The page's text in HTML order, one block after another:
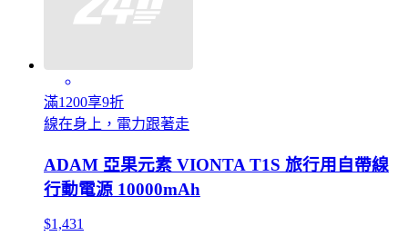
滿1200享9折
線在身上，電力跟著走
ADAM 亞果元素 VIONTA T1S 旅行用自帶線
行動電源 10000mAh
$1,431